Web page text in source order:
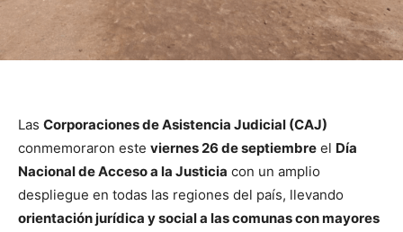
Las Corporaciones de Asistencia Judicial (CAJ)
conmemoraron este viernes 26 de septiembre el Día
Nacional de Acceso a la Justicia con un amplio
despliegue en todas las regiones del país, llevando
orientación jurídica y social a las comunas con mayores